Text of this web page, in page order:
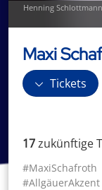
Henning
Maxi
Tickets
17zukünftige
#MaxiSchafroth
#AllgäuerAkzent